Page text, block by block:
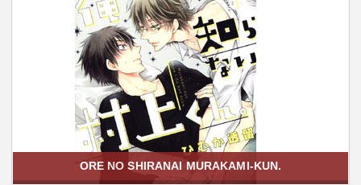
ORE NO SHIRANAI MURAKAMI-KUN.